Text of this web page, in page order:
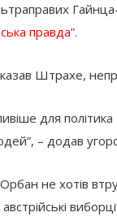
правда”.
Штрахе,
для
– додав
не хотів